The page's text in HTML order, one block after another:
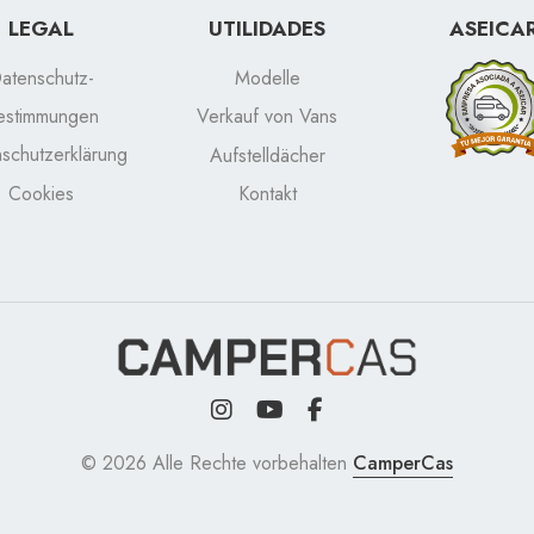
LEGAL
Cookies
UTILIDADES
Modelle
Verkauf von Vans
Aufstelldächer
Kontakt
© 2026 Alle Rechte vorbehalten CamperCas